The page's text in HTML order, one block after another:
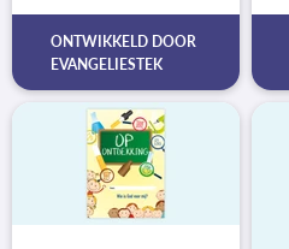
ONTWIKKELD DOOR
EVANGELIESTEK